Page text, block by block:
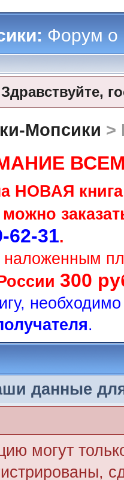
Форум о
Здравствуйте,
Мопсики >
НОВАЯ
можно
62-31.
наложенным
300
.
данные
могут